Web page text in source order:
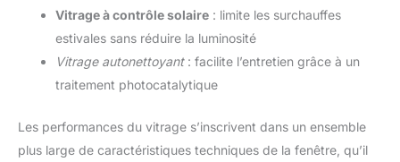
Vitrage à contrôle solaire : limite les surchauffes
estivales sans réduire la luminosité
Vitrage autonettoyant: facilite l’entretien grâce à un
traitement photocatalytique
Les performances du vitrage s’inscrivent dans un ensemble
plus large de caractéristiques techniques de la fenêtre, qu’il